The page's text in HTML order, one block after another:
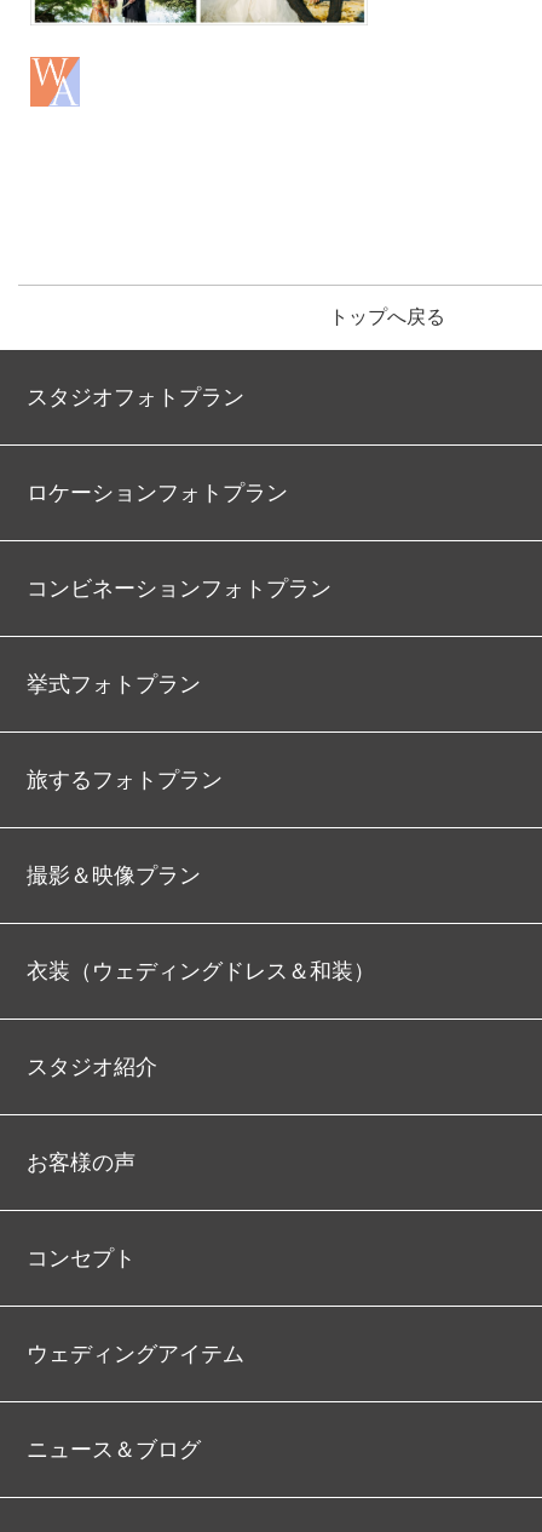
トップへ戻る
スタジオフォトプラン
ロケーションフォトプラン
コンビネーションフォトプラン
挙式フォトプラン
旅するフォトプラン
撮影＆映像プラン
衣装（ウェディングドレス＆和装）
スタジオ紹介
お客様の声
コンセプト
ウェディングアイテム
ニュース＆ブログ